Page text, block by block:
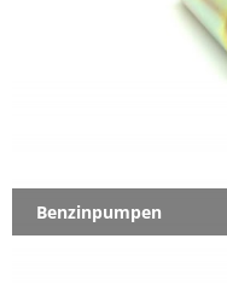
Benzinpumpen